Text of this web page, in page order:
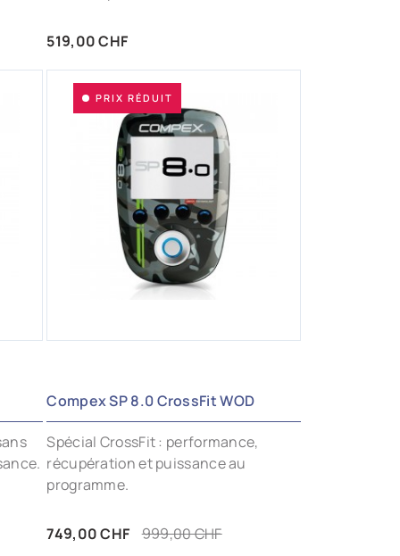
Prix
519,00 CHF
AJOUTER AUX FAVORIS
Compex SP 8.0 CrossFit WOD
Spécial CrossFit : performance,
récupération et puissance au
programme.
Prix
749,00 CHF Prix de base
999,00 CHF
PRIX RÉDUIT